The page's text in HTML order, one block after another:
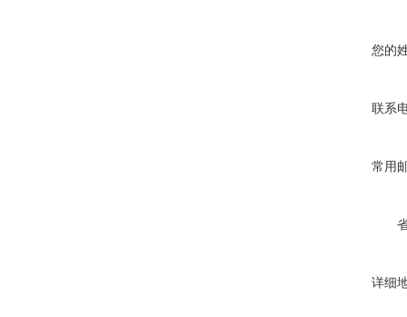
您的
联系
常用
详细